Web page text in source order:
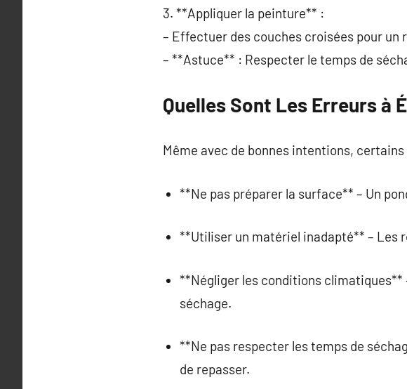
3. **Appliquer la peinture** :
– Effectuer des couches croisées pour un
– **Astuce** : Respecter le temps de
Quelles Sont Les Erreurs à
Même avec de bonnes intentions,
**Ne pas préparer la surface** – Un
**Utiliser un matériel inadapté** – Les
**Négliger les conditions climatiques**
séchage.
**Ne pas respecter les temps de
de repasser.